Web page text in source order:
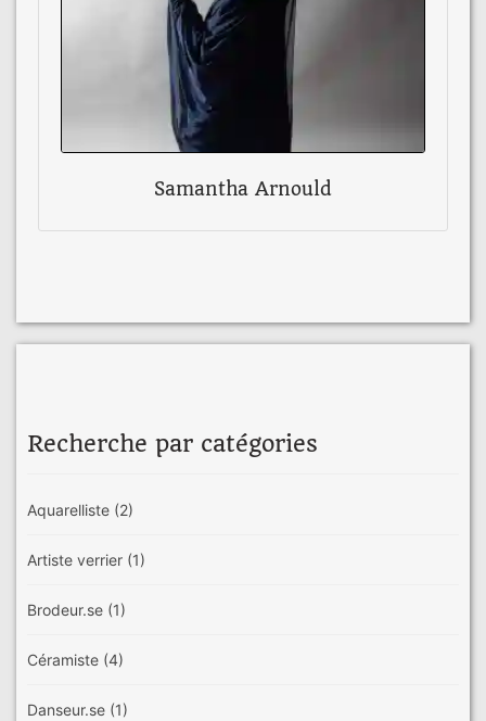
Recherche par catégories
Aquarelliste (2)
Artiste verrier (1)
Brodeur.se (1)
Céramiste (4)
Danseur.se (1)
Samantha Arnould